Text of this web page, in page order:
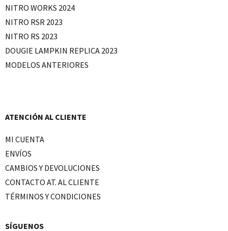
NITRO WORKS 2024
NITRO RSR 2023
NITRO RS 2023
DOUGIE LAMPKIN REPLICA 2023
MODELOS ANTERIORES
ATENCIÓN AL CLIENTE
MI CUENTA
ENVÍOS
CAMBIOS Y DEVOLUCIONES
CONTACTO AT. AL CLIENTE
TÉRMINOS Y CONDICIONES
SÍGUENOS